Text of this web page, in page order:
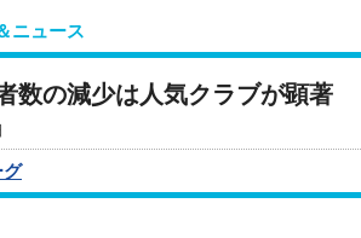
ニュース
数の減少は人気クラブが顕著
グ